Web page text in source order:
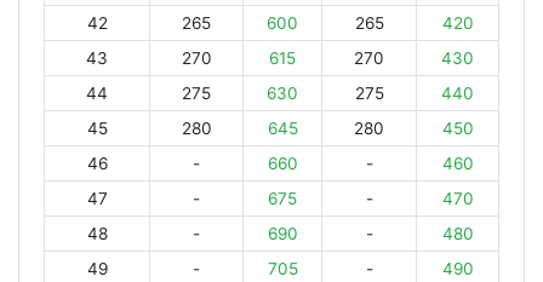
42
265 600 265
420
43
270 615 270
430
44
275 630 275
440
45
280 645 280
450
46
- 660 -
460
47
- 675 -
470
48
- 690 -
480
49
- 705 -
490